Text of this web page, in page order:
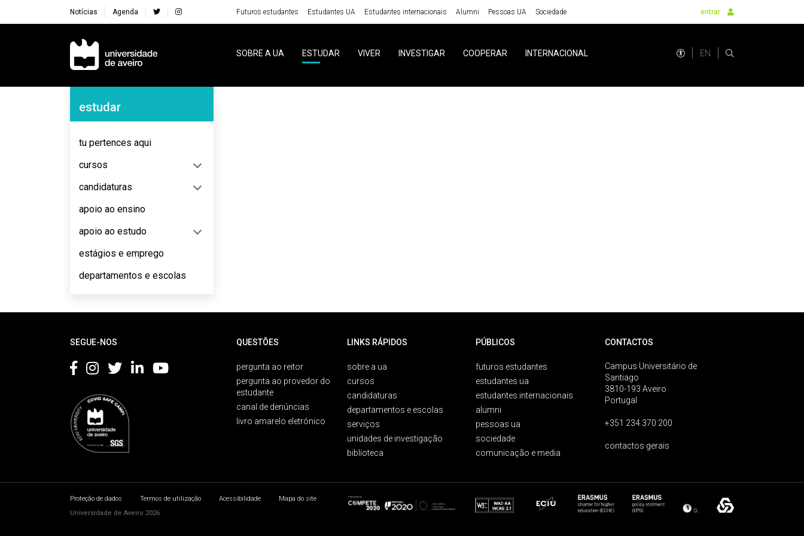
Notícias Agenda Futuros estudantes Estudantes UA Estudantes internacionais Alumni Pessoas UA Sociedade entrar
Navegação Principal
SOBRE A UA ESTUDAR VIVER INVESTIGAR COOPERAR INTERNACIONAL EN
Navegação Lateral
estudar
tu pertences aqui
cursos
candidaturas
apoio ao ensino
apoio ao estudo
estágios e emprego
departamentos e escolas
SEGUE-NOS QUESTÕES
pergunta ao reitor
pergunta ao provedor do
estudante
canal de denúncias
livro amarelo eletrónico
LINKS RÁPIDOS
sobre a ua
cursos
candidaturas
departamentos e escolas
serviços
unidades de investigação
biblioteca
PÚBLICOS
futuros estudantes
estudantes ua
estudantes internacionais
alumni
pessoas ua
sociedade
comunicação e media
CONTACTOS
Campus Universitário de
Santiago
3810-193 Aveiro
Portugal
+351 234 370 200
contactos gerais
Proteção de dados Termos de utilização Acessibilidade
Mapa do site
Universidade de Aveiro 2026